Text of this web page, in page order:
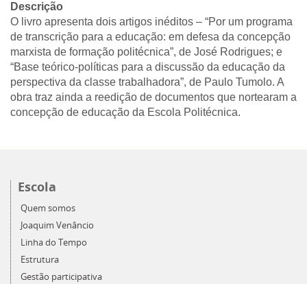
Descrição
O livro apresenta dois artigos inéditos – “Por um programa
de transcrição para a educação: em defesa da concepção
marxista de formação politécnica”, de José Rodrigues; e
“Base teórico-políticas para a discussão da educação da
perspectiva da classe trabalhadora”, de Paulo Tumolo. A
obra traz ainda a reedição de documentos que nortearam a
concepção de educação da Escola Politécnica.
Escola
Quem somos
Joaquim Venâncio
Linha do Tempo
Estrutura
Gestão participativa